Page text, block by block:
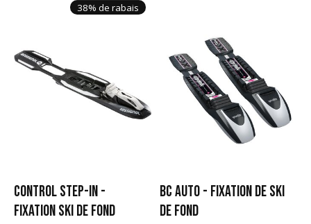
38% de rabais
CONTROL STEP-IN -
FIXATION SKI DE FOND
BC AUTO - FIXATION DE SKI
DE FOND